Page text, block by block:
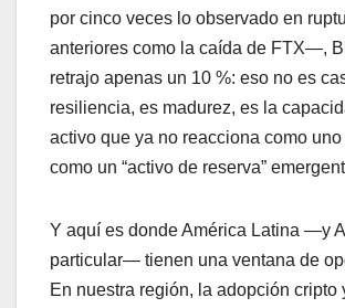
por cinco veces lo observado en
anteriores como la caída de FTX—,
retrajo apenas un 10 %: eso no es
resiliencia, es madurez, es la
activo que ya no reacciona como
como un “activo de reserva”
Y aquí es donde América Latina —y
particular— tienen una ventana de
En nuestra región, la adopción cripto